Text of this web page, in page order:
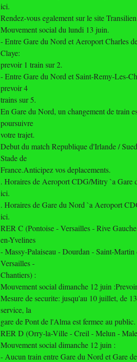
ici.
Rendez-vous egalement sur le site
Mouvement social du lundi 13 juin.
- Entre Gare du Nord et Aeroport Charles
Claye:
prevoir 1 train sur 2.
- Entre Gare du Nord et Saint-Remy-Les-
prevoir 4
trains sur 5.
En Gare du Nord, un changement de train
poursuivre
votre trajet.
Debut du match Republique d'Irlande /
Stade de
France.Anticipez vos deplacements.
. Horaires de Aeroport CDG/Mitry `a Gare
ici.
. Horaires de Gare du Nord `a Aeroport
ici.
RER C (Pontoise - Versailles - Rive
en-Yvelines
- Massy-Palaiseau - Dourdan - Saint-Martin
Versailles -
Chantiers) :
Mouvement social dimanche 12 juin
Mesure de securite: jusqu'au 10 juillet, de
service, la
gare de Pont de l'Alma est fermee au public.
RER D (Orry-la-Ville - Creil - Melun -
Mouvement social dimanche 12 juin :
- Aucun train entre Gare du Nord et Gare